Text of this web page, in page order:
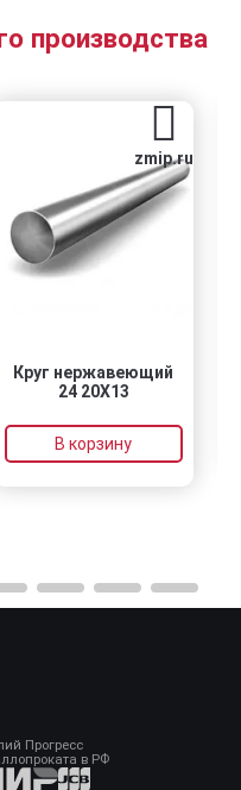
производства
zmip.ru
Круг нержавеющий
24 20Х13
В корзину
Прогресс
в РФ